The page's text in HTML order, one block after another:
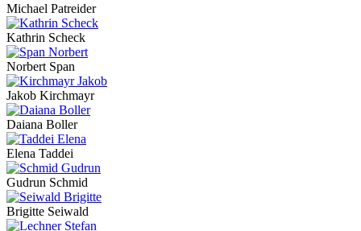
Michael Patreider
Kathrin Scheck
Norbert Span
Jakob Kirchmayr
Daiana Boller
Elena Taddei
Gudrun Schmid
Brigitte Seiwald